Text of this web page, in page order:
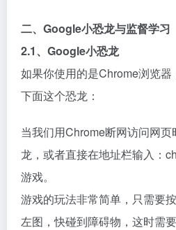
二、Google小恐龙与监督学习
2.1、Google小恐龙
如果你使用的是Chrome浏览
下面这个恐龙：
当我们用Chrome断网访问网
龙，或者直接在地址栏输入：
游戏。
游戏的玩法非常简单，只需要
左图，快碰到障碍物，这时需